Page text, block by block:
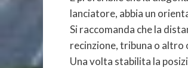
lanciatore, abbia un
Si raccomanda che la
recinzione, tribuna o
Una volta stabilita la